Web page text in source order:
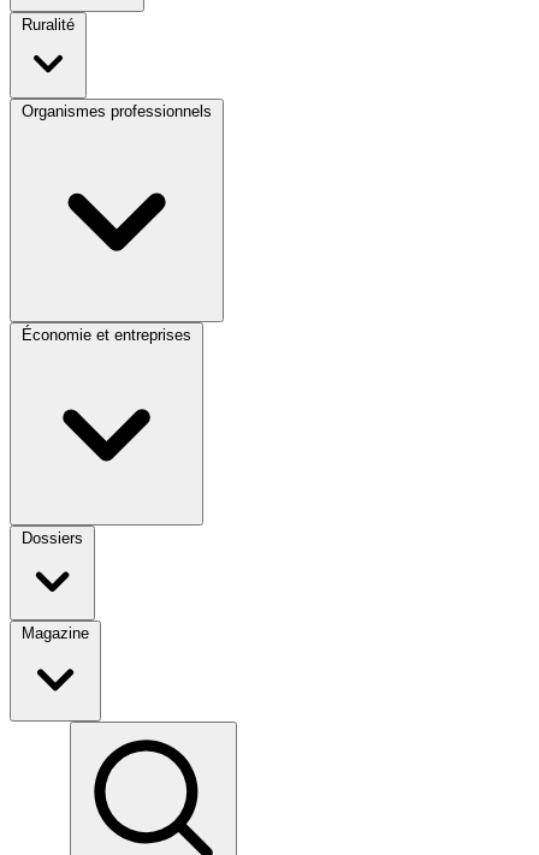
Ruralité
Organismes professionnels
Économie et entreprises
Dossiers
Magazine